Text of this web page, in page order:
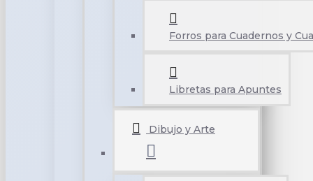
Forros para Cuadernos y
Libretas para Apuntes
Dibujo y Arte